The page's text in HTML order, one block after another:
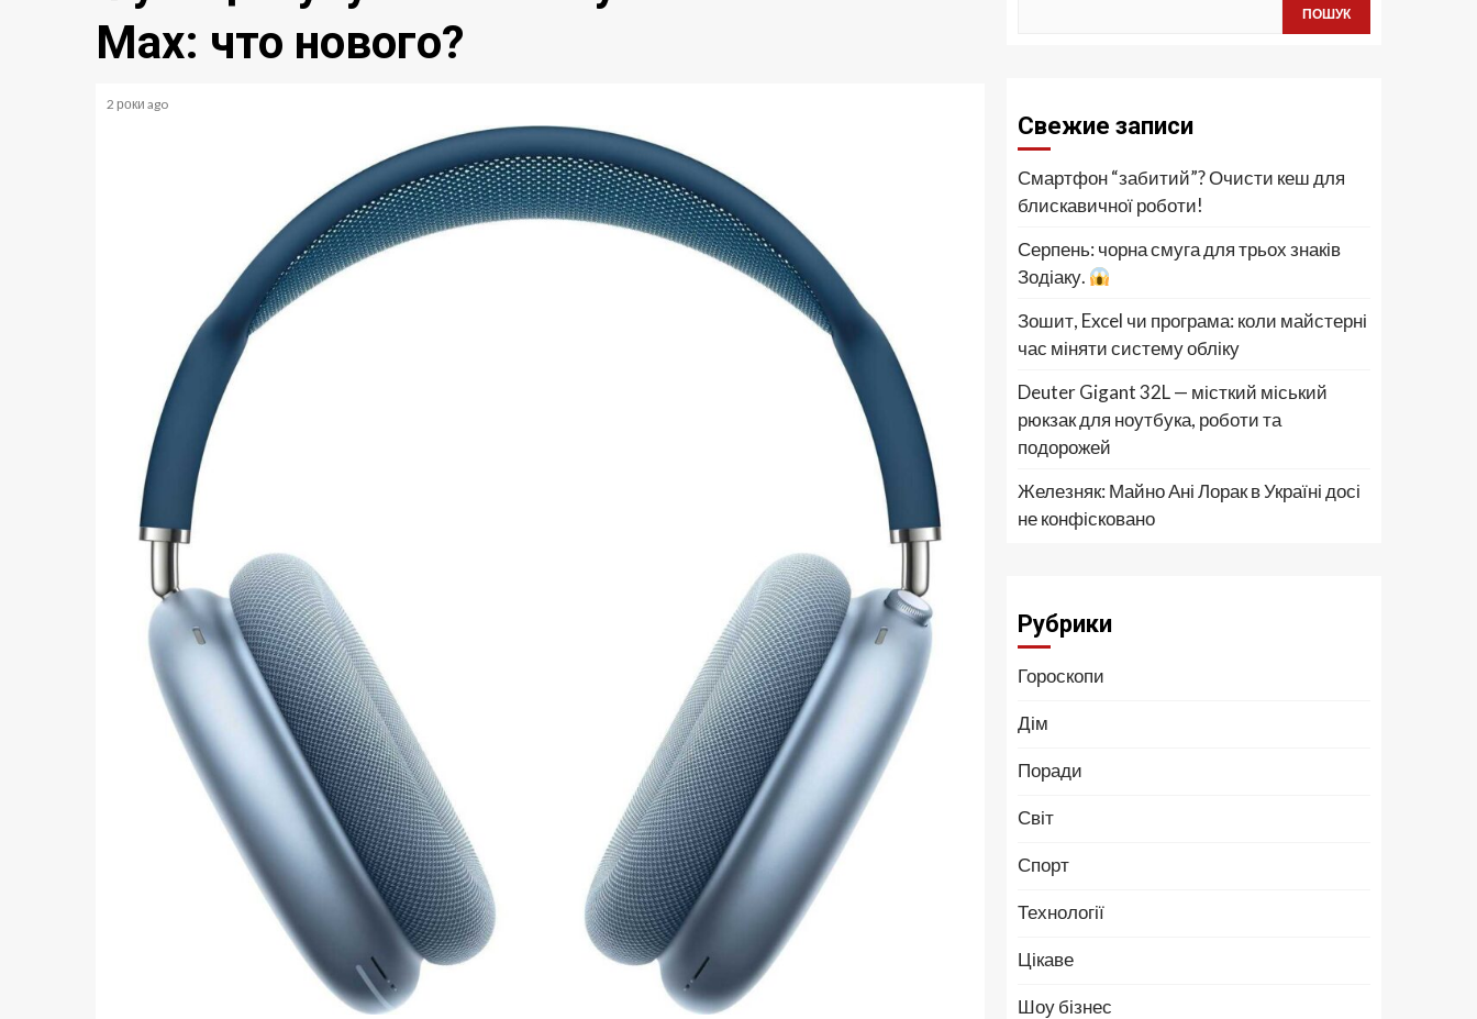
Max: что нового?
2 роки ago
ПОШУК
Свежие записи
Смартфон “забитий”? Очисти кеш для
блискавичної роботи!
Серпень: чорна смуга для трьох знаків
Зодіаку.
Зошит, Excel чи програма: коли майстерні
час міняти систему обліку
Deuter Gigant 32L — місткий міський
рюкзак для ноутбука, роботи та
подорожей
Железняк: Майно Ані Лорак в Україні досі
не конфісковано
Рубрики
Гороскопи
Дім
Поради
Світ
Спорт
Технології
Цікаве
Шоу бізнес